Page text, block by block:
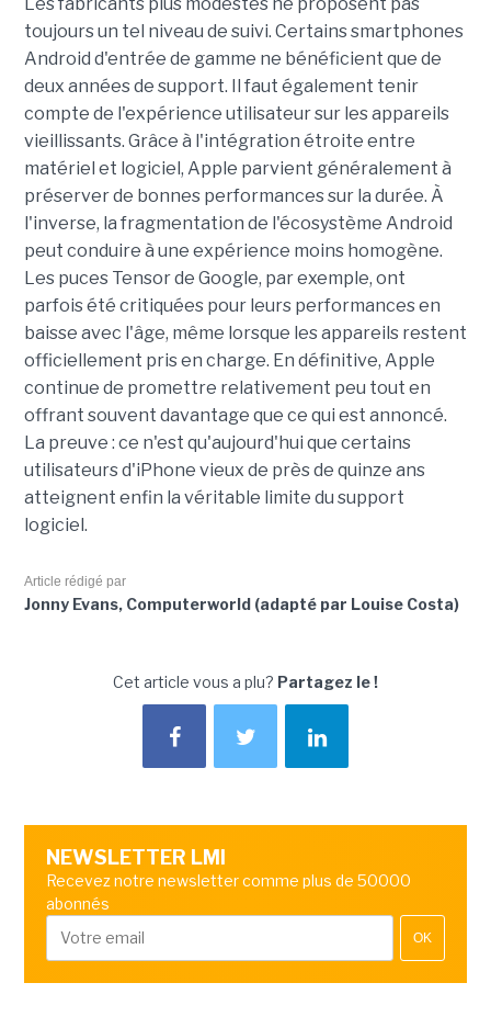
Les fabricants plus modestes ne proposent pas
toujours un tel niveau de suivi. Certains smartphones
Android d'entrée de gamme ne bénéficient que de
deux années de support. Il faut également tenir
compte de l'expérience utilisateur sur les appareils
vieillissants. Grâce à l'intégration étroite entre
matériel et logiciel, Apple parvient généralement à
préserver de bonnes performances sur la durée. À
l'inverse, la fragmentation de l'écosystème Android
peut conduire à une expérience moins homogène.
Les puces Tensor de Google, par exemple, ont
parfois été critiquées pour leurs performances en
baisse avec l'âge, même lorsque les appareils restent
officiellement pris en charge. En définitive, Apple
continue de promettre relativement peu tout en
offrant souvent davantage que ce qui est annoncé.
La preuve : ce n'est qu'aujourd'hui que certains
utilisateurs d'iPhone vieux de près de quinze ans
atteignent enfin la véritable limite du support
logiciel.
Article rédigé par
Jonny Evans, Computerworld (adapté par Louise Costa)
Cet article vous a plu? Partagez le !
NEWSLETTER LMI
Recevez notre newsletter comme plus de 50000
abonnés
OK